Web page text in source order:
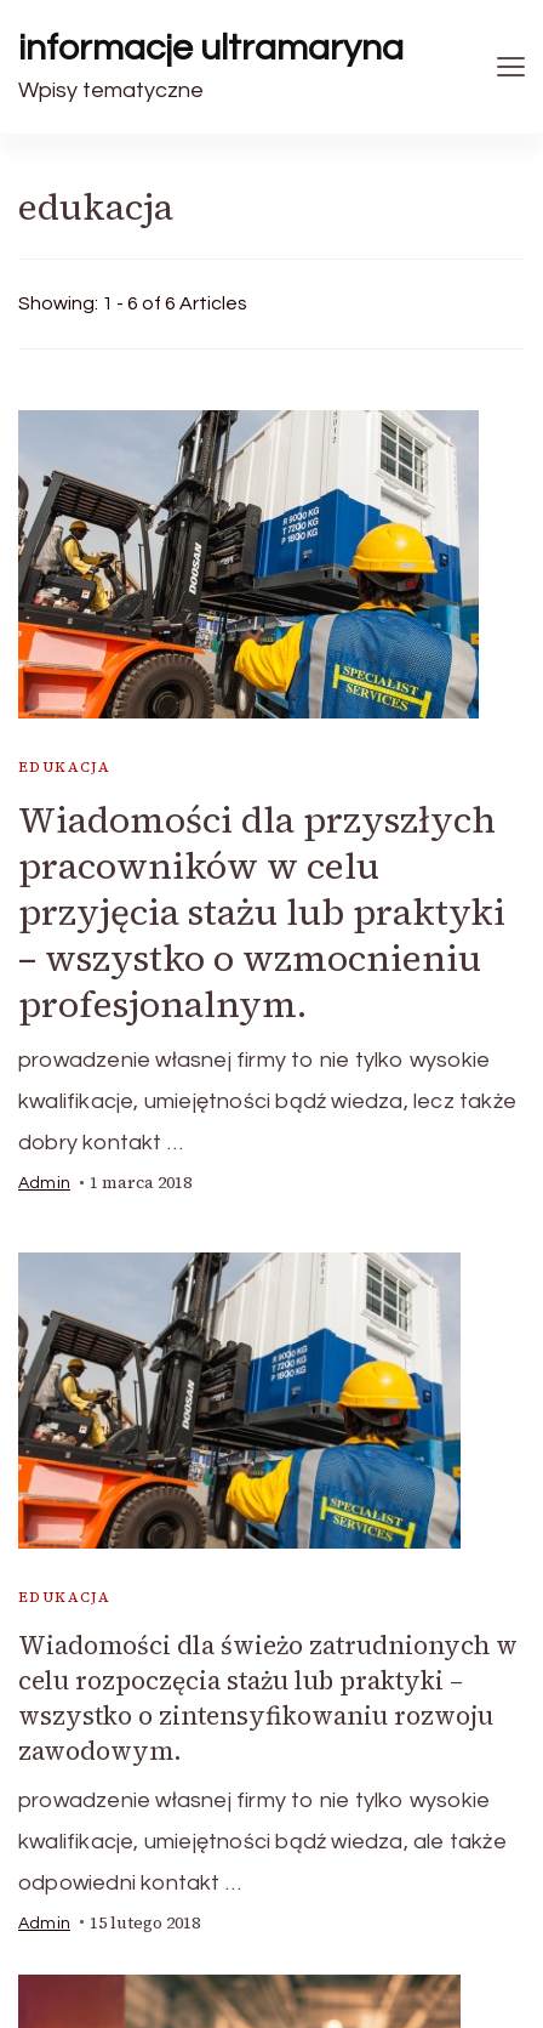
informacje ultramaryna
Wpisy tematyczne
edukacja
Showing: 1 - 6 of 6 Articles
EDUKACJA
Wiadomości dla przyszłych
pracowników w celu
przyjęcia stażu lub praktyki
– wszystko o wzmocnieniu
profesjonalnym.
prowadzenie własnej firmy to nie tylko wysokie
kwalifikacje, umiejętności bądź wiedza, lecz także
dobry kontakt …
Admin 1 marca 2018
EDUKACJA
Wiadomości dla świeżo zatrudnionych w
celu rozpoczęcia stażu lub praktyki –
wszystko o zintensyfikowaniu rozwoju
zawodowym.
prowadzenie własnej firmy to nie tylko wysokie
kwalifikacje, umiejętności bądź wiedza, ale także
odpowiedni kontakt …
Admin 15 lutego 2018